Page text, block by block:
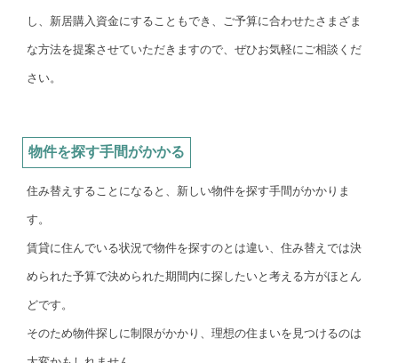
し、新居購入資金にすることもでき、ご予算に合わせたさまざま
な方法を提案させていただきますので、ぜひお気軽にご相談くだ
さい。
物件を探す手間がかかる
住み替えすることになると、新しい物件を探す手間がかかりま
す。
賃貸に住んでいる状況で物件を探すのとは違い、住み替えでは決
められた予算で決められた期間内に探したいと考える方がほとん
どです。
そのため物件探しに制限がかかり、理想の住まいを見つけるのは